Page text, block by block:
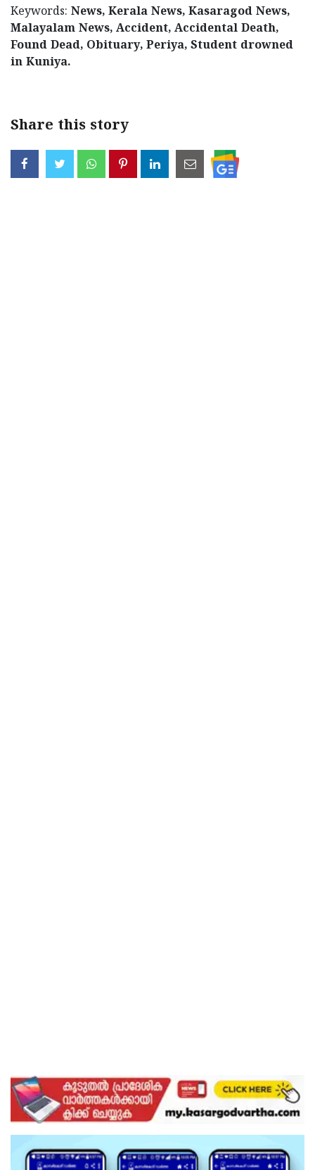
Keywords: News, Kerala News, Kasaragod News,
Malayalam News, Accident, Accidental Death,
Found Dead, Obituary, Periya, Student drowned
in Kuniya.
Share this story